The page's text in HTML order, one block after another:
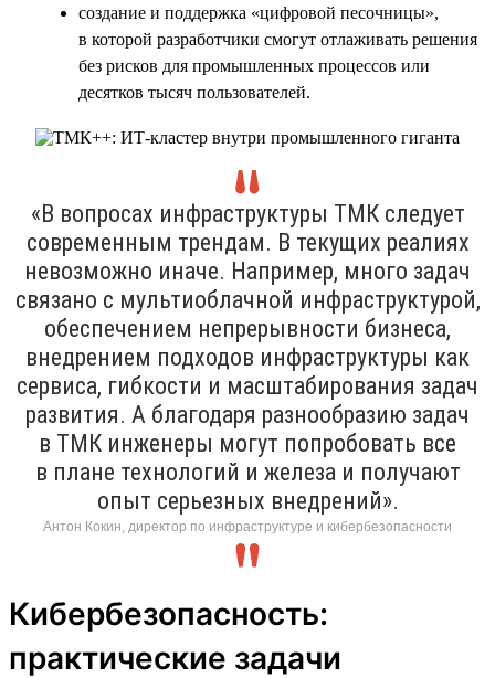
создание и поддержка «цифровой песочницы»,
в которой разработчики смогут отлаживать решения
без рисков для промышленных процессов или
десятков тысяч пользователей.
«В вопросах инфраструктуры ТМК следует
современным трендам. В текущих реалиях
невозможно иначе. Например, много задач
связано с мультиоблачной инфраструктурой,
обеспечением непрерывности бизнеса,
внедрением подходов инфраструктуры как
сервиса, гибкости и масштабирования задач
развития. А благодаря разнообразию задач
в ТМК инженеры могут попробовать все
в плане технологий и железа и получают
опыт серьезных внедрений».
Антон Кокин, директор по инфраструктуре и кибербезопасности
Кибербезопасность:
практические задачи